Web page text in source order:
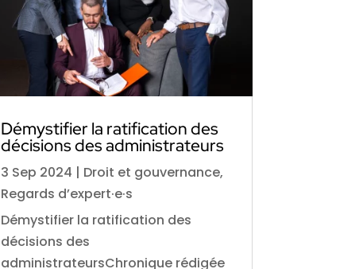
Démystifier la ratification des
décisions des administrateurs
3 Sep 2024 | Droit et gouvernance,
Regards d’expert·e·s
Démystifier la ratification des
décisions des
administrateursChronique rédigée